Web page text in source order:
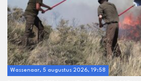
Wassenaar, 5 augustus 2026, 19:58